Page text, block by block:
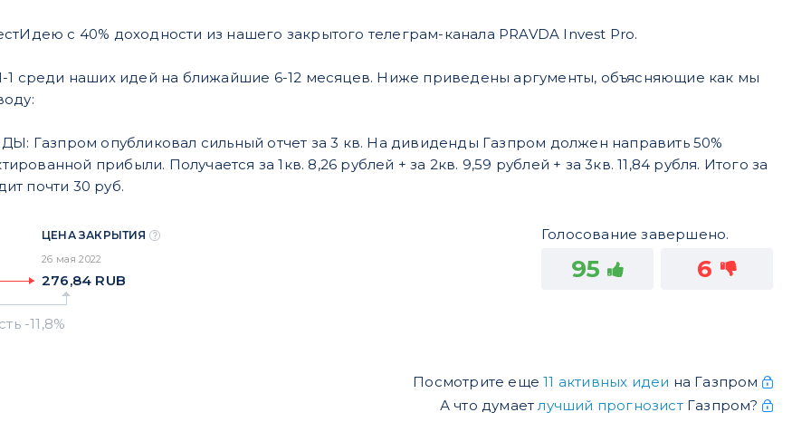
с 40% доходности из нашего закрытого телеграм-канала PRAVDA Invest Pro.
среди наших идей на ближайшие 6-12 месяцев. Ниже приведены аргументы, объясняющие как мы
опубликовал сильный отчет за 3 кв. На дивиденды Газпром должен направить 50%
прибыли. Получается за 1кв. 8,26 рублей + за 2кв. 9,59 рублей + за 3кв. 11,84 рубля. Итого за
почти 30 руб.
ЦЕНА ЗАКРЫТИЯ
26 мая 2022
276,84 RUB
Голосование завершено.
95 6
Посмотрите еще11 активных идеи на Газпром
А что думаетлучший прогнозистГазпром?